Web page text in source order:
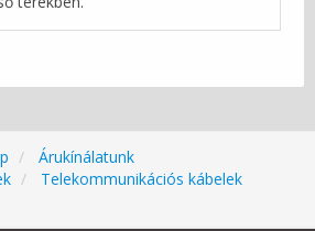
Árukínálatunk
Telekommunikációs kábelek